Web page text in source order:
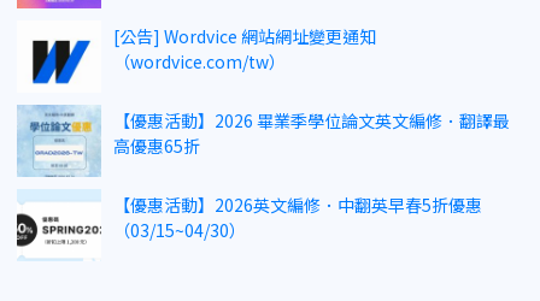
[公告] Wordvice 網站網址變更通知
（wordvice.com/tw）
【優惠活動】2026 畢業季學位論文英文編修．翻譯最
高優惠65折
【優惠活動】2026英文編修．中翻英早春5折優惠
（03/15~04/30）